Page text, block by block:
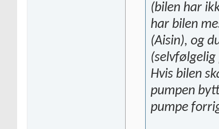
(bilen har
har bilen
(Aisin), og
Hvis bilen
pumpen
pumpe